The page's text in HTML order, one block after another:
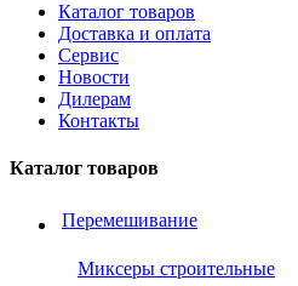
Каталог товаров
Доставка и оплата
Сервис
Новости
Дилерам
Контакты
Каталог товаров
Перемешивание
Миксеры строительные